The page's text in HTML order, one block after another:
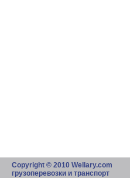
Copyright © 2010 Wellary.com
грузоперевозки и транспорт